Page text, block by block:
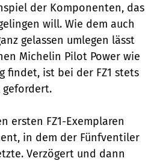
der Komponenten, das
will. Wie dem auch
gelassen umlegen lässt
Michelin Pilot Power wie
findet, ist bei der FZ1 stets
ersten FZ1-Exemplaren
in dem der Fünfventiler
Verzögert und dann